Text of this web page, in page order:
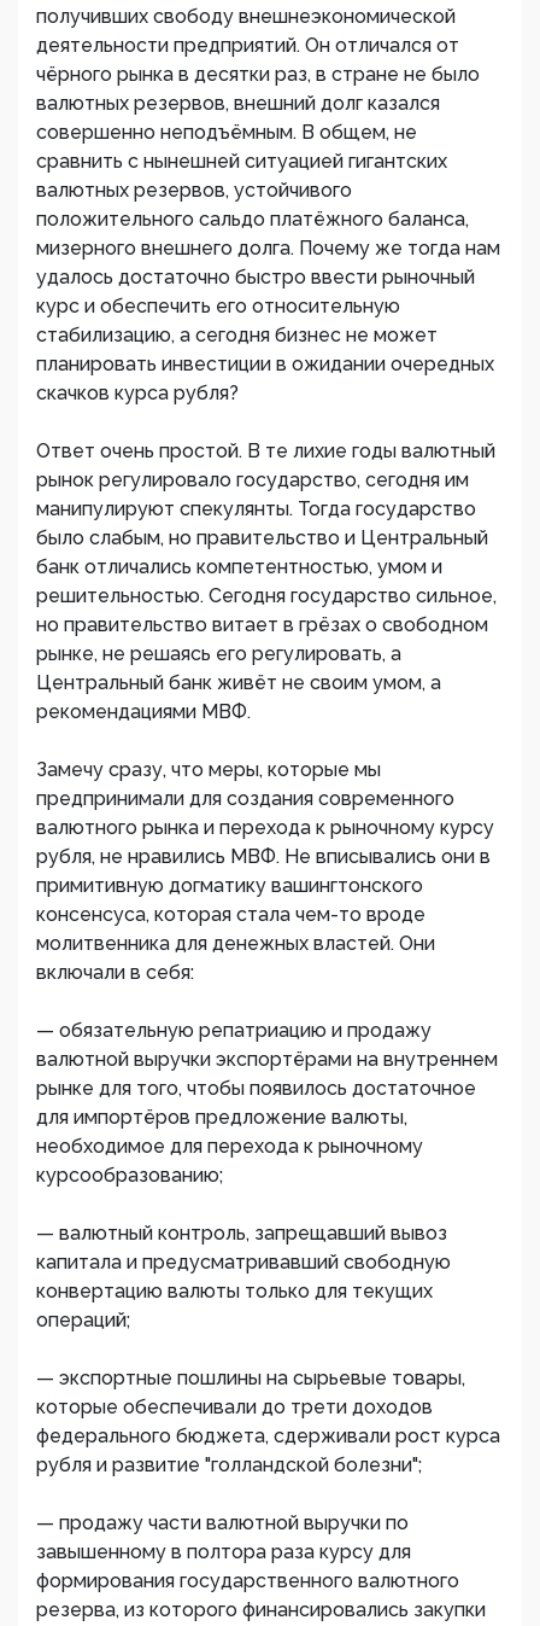
получивших свободу внешнеэкономической
деятельности предприятий. Он отличался от
чёрного рынка в десятки раз, в стране не было
валютных резервов, внешний долг казался
совершенно неподъёмным. В общем, не
сравнить с нынешней ситуацией гигантских
валютных резервов, устойчивого
положительного сальдо платёжного баланса,
мизерного внешнего долга. Почему же тогда нам
удалось достаточно быстро ввести рыночный
курс и обеспечить его относительную
стабилизацию, а сегодня бизнес не может
планировать инвестиции в ожидании очередных
скачков курса рубля?
Ответ очень простой. В те лихие годы валютный
рынок регулировало государство, сегодня им
манипулируют спекулянты. Тогда государство
было слабым, но правительство и Центральный
банк отличались компетентностью, умом и
решительностью. Сегодня государство сильное,
но правительство витает в грёзах о свободном
рынке, не решаясь его регулировать, а
Центральный банк живёт не своим умом, а
рекомендациями МВФ.
Замечу сразу, что меры, которые мы
предпринимали для создания современного
валютного рынка и перехода к рыночному курсу
рубля, не нравились МВФ. Не вписывались они в
примитивную догматику вашингтонского
консенсуса, которая стала чем-то вроде
молитвенника для денежных властей. Они
включали в себя:
— обязательную репатриацию и продажу
валютной выручки экспортёрами на внутреннем
рынке для того, чтобы появилось достаточное
для импортёров предложение валюты,
необходимое для перехода к рыночному
курсообразованию;
— валютный контроль, запрещавший вывоз
капитала и предусматривавший свободную
конвертацию валюты только для текущих
операций;
— экспортные пошлины на сырьевые товары,
которые обеспечивали до трети доходов
федерального бюджета, сдерживали рост курса
рубля и развитие "голландской болезни";
— продажу части валютной выручки по
завышенному в полтора раза курсу для
формирования государственного валютного
резерва, из которого финансировались закупки